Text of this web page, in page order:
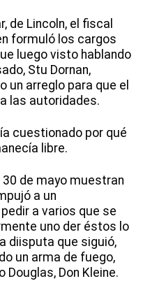
de Lincoln, el fiscal
formuló los cargos
luego visto hablando
Stu Dornan,
un arreglo para que el
las autoridades.
cuestionado por qué
libre.
de mayo muestran
a un
a varios que se
uno der éstos lo
diisputa que siguió,
un arma de fuego,
Douglas, Don Kleine.